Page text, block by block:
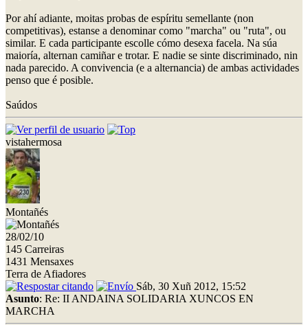
Por ahí adiante, moitas probas de espíritu semellante (non
competitivas), estanse a denominar como "marcha" ou "ruta", ou
similar. E cada participante escolle cómo desexa facela. Na súa
maioría, alternan camiñar e trotar. E nadie se sinte discriminado, nin
nada parecido. A convivencia (e a alternancia) de ambas actividades
penso que é posible.
Saúdos
vistahermosa
Montañés
28/02/10
145 Carreiras
1431 Mensaxes
Terra de Afiadores
Sáb, 30 Xuñ 2012, 15:52
Asunto: Re: II ANDAINA SOLIDARIA XUNCOS EN
MARCHA